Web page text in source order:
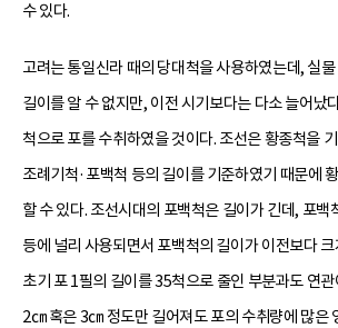
수 있다.
고려는 통일신라 때의 당대척을 사용하였는데, 실
길이를 알 수 없지만, 이전 시기보다는 다소 늘어났
척으로 포를 수취하였을 것이다. 조선은 황종척을
조례기척·포백척 등의 길이를 기준하였기 때문에
할 수 있다. 조선시대의 포백척은 길이가 긴데, 포백
등에 널리 사용되면서 포백척의 길이가 이전보다
초기 포 1필의 길이를 35척으로 줄인 부분과도 연관
2㎝ 혹은 3㎝ 정도만 길어져도 포의 수취량에 많은